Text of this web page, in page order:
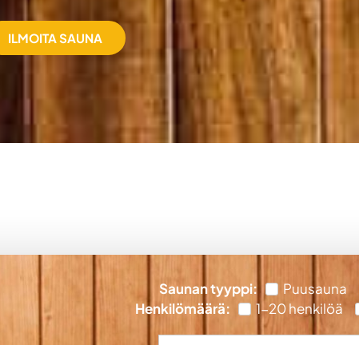
ILMOITA SAUNA
Saunan tyyppi: Puusauna
Henkilömäärä:
1-20 henkilöä